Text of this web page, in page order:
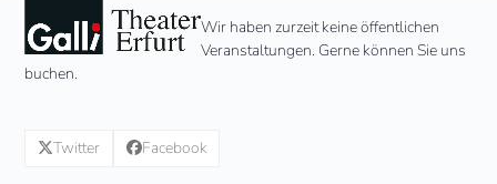
mobile
menu
mobile
menu
Wir haben zurzeit keine öffentlichen
Veranstaltungen. Gerne können Sie uns
buchen.
Twitter Facebook